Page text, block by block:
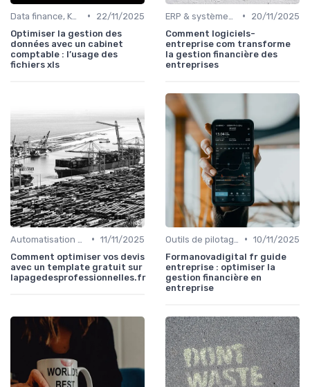
•
22/11/2025
Optimiser la gestion des
données avec un cabinet
comptable : l’usage des
fichiers xls
•
20/11/2025
Comment logiciels-
entreprise com transforme
la gestion financière des
entreprises
• 11/11/2025
Comment optimiser vos devis
avec un template gratuit sur
lapagedesprofessionnelles.fr
• 10/11/2025
Formanovadigital fr guide
entreprise : optimiser la
gestion financière en
entreprise